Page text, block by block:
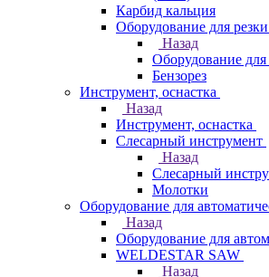
Карбид кальция
Оборудование для резки
Назад
Оборудование для
Бензорез
Инструмент, оснастка
Назад
Инструмент, оснастка
Слесарный инструмент
Назад
Слесарный
Молотки
Оборудование для
Назад
Оборудование для
WELDESTAR SAW
Назад